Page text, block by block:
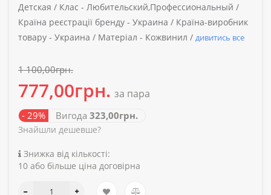
Детская / Клас - Любительский,Профессиональный /
Країна реєстрації бренду - Украина / Країна-виробник
товару - Украина / Матеріал - Кожвинил / дивитись все
1 100,00грн.
777,00грн. за пара
- 29% Вигода 323,00грн.
Знайшли дешевше?
Знижка від кількості:
10 або більше ціна договірна